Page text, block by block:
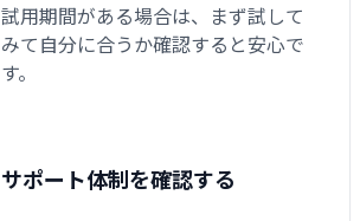
試用期間がある場合は、まず試して
みて自分に合うか確認すると安心で
す。
サポート体制を確認する